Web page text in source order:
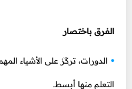
الفرق باختصار
الدورات، تركّز على الأشياء
التعلم منها أبسط.